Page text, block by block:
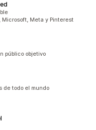
Microsoft, Meta y Pinterest
público objetivo
de todo el mundo